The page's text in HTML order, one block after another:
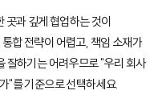
과 깊게 협업하는 것이
합 전략이 어렵고, 책임 소재가
잘하기는 어려우므로 "우리 회사
"를 기준으로 선택하세요.